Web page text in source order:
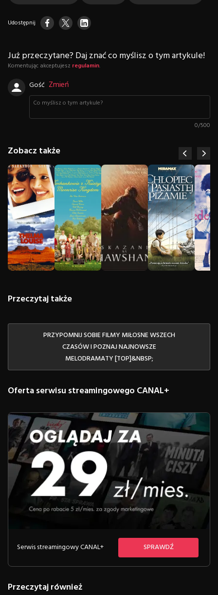
Udostępnij
Już przeczytane? Daj znać co myślisz o tym artykule!
Komentując akceptujesz regulamin.
Gość Zmień
0/500
Zobacz także
Przeczytaj także
PRZYPOMNIJ SOBIE FILMY MIŁOSNE WSZECH
CZASÓW I POZNAJ NAJNOWSZE
MELODRAMATY [TOP]&NBSP;
Oferta serwisu streamingowego CANAL+
Serwis streamingowy CANAL+ SPRAWDŹ
Przeczytaj również